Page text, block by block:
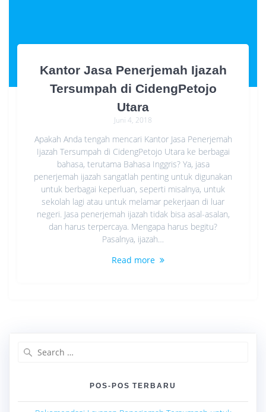
Kantor Jasa Penerjemah Ijazah
Tersumpah di CidengPetojo
Utara
Juni 4, 2018
Apakah Anda tengah mencari Kantor Jasa Penerjemah
Ijazah Tersumpah di CidengPetojo Utara ke berbagai
bahasa, terutama Bahasa Inggris? Ya, jasa
penerjemah ijazah sangatlah penting untuk digunakan
untuk berbagai keperluan, seperti misalnya, untuk
sekolah lagi atau untuk melamar pekerjaan di luar
negeri. Jasa penerjemah ijazah tidak bisa asal-asalan,
dan harus terpercaya. Mengapa harus begitu?
Pasalnya, ijazah…
Read more
POS-POS TERBARU